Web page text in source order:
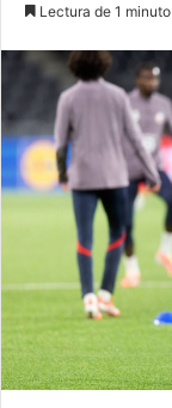
Lectura de 1 minuto